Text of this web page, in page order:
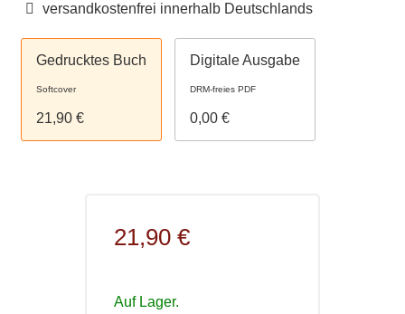
versandkostenfrei innerhalb Deutschlands
Gedrucktes Buch
Softcover
21,90 €
Digitale Ausgabe
DRM-freies PDF
0,00 €
21,90 €
Auf Lager.